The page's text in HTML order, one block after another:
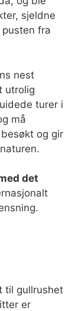
sjeldne
fra
nest
utrolig
turer i
må
og gir
det
til gullrushet
er